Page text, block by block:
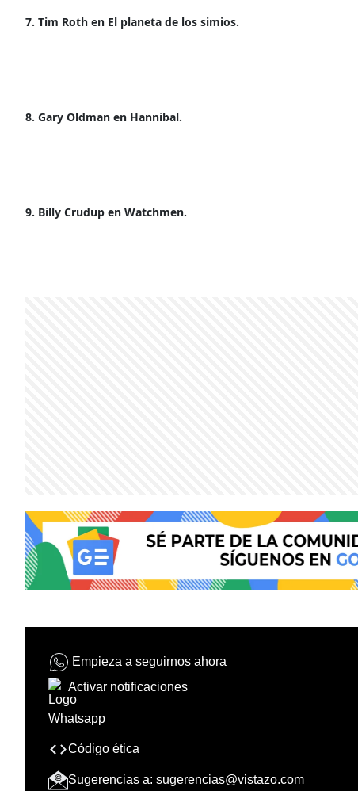
7. Tim Roth en El planeta de los simios.
8. Gary Oldman en Hannibal.
9. Billy Crudup en Watchmen.
Empieza a seguirnos ahora
Activar notificaciones
Código ética
Sugerencias a: sugerencias@vistazo.com